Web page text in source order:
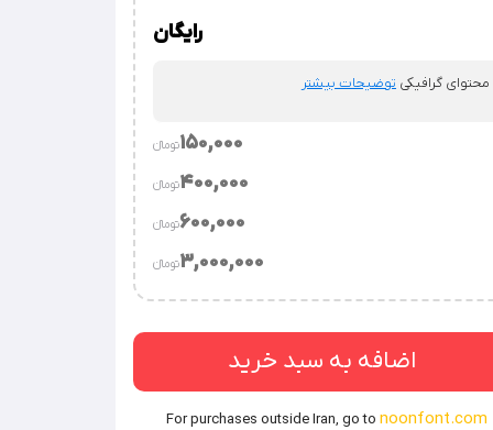
رایگان
گرافیکی توضیحات بیشتر
150,000تومان‫ء‬‫
400,000تومان‫ء‬‫
600,000تومان‫ء‬‫
3,000,000تومان‫ء‬‫
اضافه به سبد خرید
For purchases outside Iran, go to noonfont.com